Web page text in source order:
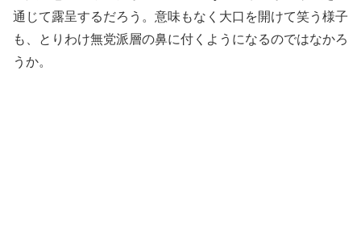
通じて露呈するだろう。意味もなく大口を開けて笑う様子
も、とりわけ無党派層の鼻に付くようになるのではなかろ
うか。